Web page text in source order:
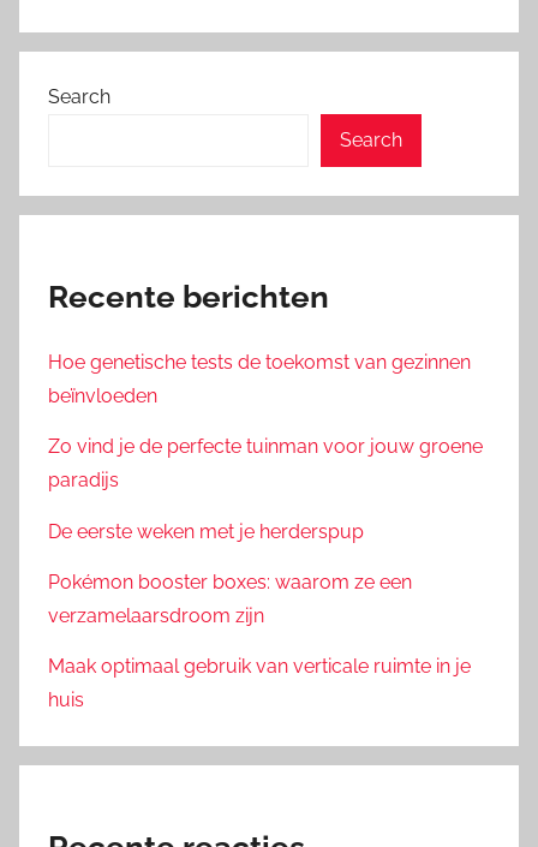
Search
Search
Recente berichten
Hoe genetische tests de toekomst van gezinnen
beïnvloeden
Zo vind je de perfecte tuinman voor jouw groene
paradijs
De eerste weken met je herderspup
Pokémon booster boxes: waarom ze een
verzamelaarsdroom zijn
Maak optimaal gebruik van verticale ruimte in je
huis